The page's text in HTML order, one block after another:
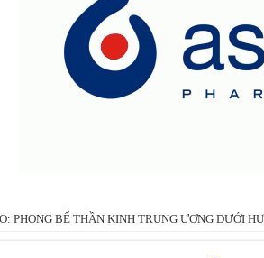
PHONG BẾ THẦN KINH TRUNG ƯƠNG DƯỚI